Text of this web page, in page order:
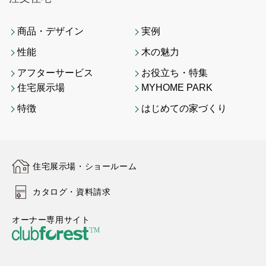
商品・デザイン
性能
アフターサービス
実例
木の魅力
お役立ち・特集
住宅展示場
特徴
MYHOME PARK
はじめての家づくり
住宅展示場・ショールーム
カタログ・資料請求
オーナー専用サイト